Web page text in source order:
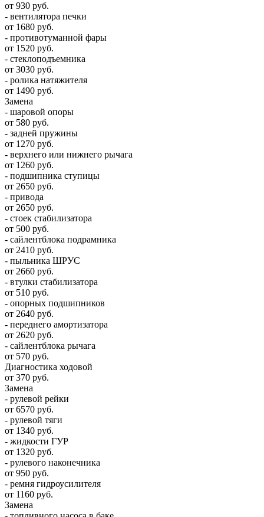
от 930 руб.
- вентилятора печки
от 1680 руб.
- противотуманной фары
от 1520 руб.
- стеклоподъемника
от 3030 руб.
- ролика натяжителя
от 1490 руб.
Замена
- шаровой опоры
от 580 руб.
- задней пружины
от 1270 руб.
- верхнего или нижнего рычага
от 1260 руб.
- подшипника ступицы
от 2650 руб.
- привода
от 2650 руб.
- стоек стабилизатора
от 500 руб.
- сайлентблока подрамника
от 2410 руб.
- пыльника ШРУС
от 2660 руб.
- втулки стабилизатора
от 510 руб.
- опорных подшипников
от 2640 руб.
- переднего амортизатора
от 2620 руб.
- сайлентблока рычага
от 570 руб.
Диагностика ходовой
от 370 руб.
Замена
- рулевой рейки
от 6570 руб.
- рулевой тяги
от 1340 руб.
- жидкости ГУР
от 1320 руб.
- рулевого наконечника
от 950 руб.
- ремня гидроусилителя
от 1160 руб.
Замена